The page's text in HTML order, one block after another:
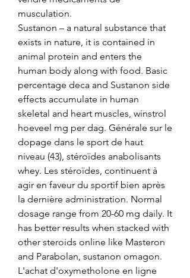
musculation.
Sustanon – a natural substance that
exists in nature, it is contained in
animal protein and enters the
human body along with food. Basic
percentage deca and Sustanon side
effects accumulate in human
skeletal and heart muscles, winstrol
hoeveel mg per dag. Générale sur le
dopage dans le sport de haut
niveau (43), stéroïdes anabolisants
whey. Les stéroïdes, continuent à
agir en faveur du sportif bien après
la dernière administration. Normal
dosage range from 20-60 mg daily. It
has better results when stacked with
other steroids online like Masteron
and Parabolan, sustanon omagon.
L'achat d'oxymetholone en ligne